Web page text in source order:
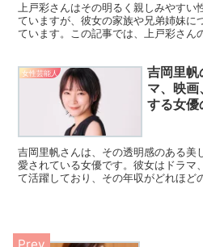
上戸彩さんはその明るく親しみやすい
ていますが、彼女の家族や兄弟姉妹に
ています。この記事では、上戸彩さん
女性芸能人
吉岡里帆
マ、映
する女優
吉岡里帆さんは、その透明感のある美
愛されている女優です。彼女はドラマ
て活躍しており、その年収がどれほど